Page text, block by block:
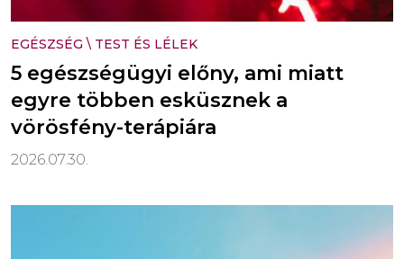
EGÉSZSÉG \ TEST ÉS LÉLEK
5 egészségügyi előny, ami miatt
egyre többen esküsznek a
vörösfény-terápiára
2026.07.30.